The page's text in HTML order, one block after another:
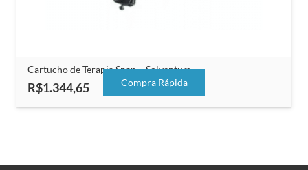
Cartucho de Terapia Snap – Solventum
R$1.344,65 Compra Rápida